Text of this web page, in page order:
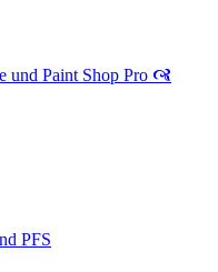
und Paint Shop Pro 🙧
PFS